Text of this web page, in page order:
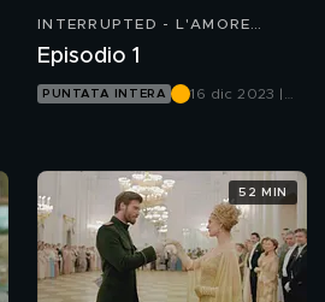
INTERRUPTED - L'AMORE
Episodio 1
PUNTATA INTERA
16 dic 2023 |
52 MIN